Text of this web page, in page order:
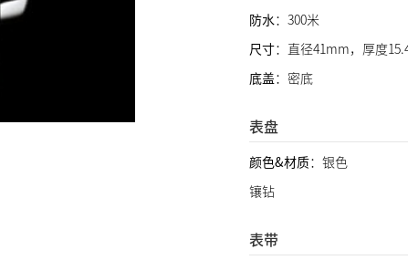
防水：300米
尺寸：直径41mm，厚度
底盖：密底
表盘
颜色&材质：银色
镶钻
表带